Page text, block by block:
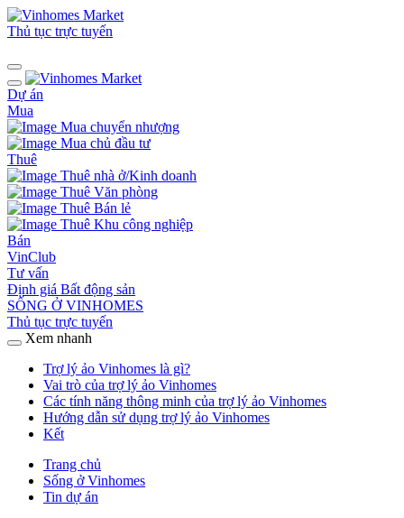
Thủ tục trực tuyến
Dự án
Mua
Mua chuyển nhượng
Mua chủ đầu tư
Thuê
Thuê nhà ở/Kinh doanh
Thuê Văn phòng
Thuê Bán lẻ
Thuê Khu công nghiệp
Bán
VinClub
Tư vấn
Định giá Bất động sản
SỐNG Ở VINHOMES
Thủ tục trực tuyến
Xem nhanh
Trợ lý ảo Vinhomes là gì?
Vai trò của trợ lý ảo Vinhomes
Các tính năng thông minh của trợ lý ảo Vinhomes
Hướng dẫn sử dụng trợ lý ảo Vinhomes
Kết
Trang chủ
Sống ở Vinhomes
Tin dự án